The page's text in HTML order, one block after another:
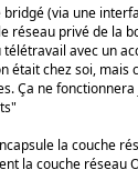
(via une
réseau privé de la
avec un
était chez soi, mais
Ça ne
la couche
la couche réseau